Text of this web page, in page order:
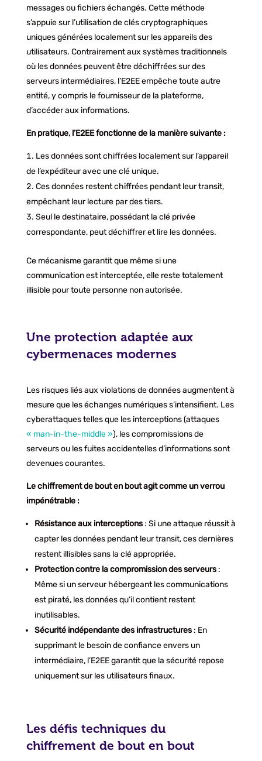
messages ou fichiers échangés. Cette méthode
s’appuie sur l’utilisation de clés cryptographiques
uniques générées localement sur les appareils des
utilisateurs. Contrairement aux systèmes traditionnels
où les données peuvent être déchiffrées sur des
serveurs intermédiaires, l’E2EE empêche toute autre
entité, y compris le fournisseur de la plateforme,
d’accéder aux informations.
En pratique, l’E2EE fonctionne de la manière suivante :
Les données sont chiffrées localement sur l’appareil
de l’expéditeur avec une clé unique.
Ces données restent chiffrées pendant leur transit,
empêchant leur lecture par des tiers.
Seul le destinataire, possédant la clé privée
correspondante, peut déchiffrer et lire les données.
Ce mécanisme garantit que même si une
communication est interceptée, elle reste totalement
illisible pour toute personne non autorisée.
Une protection adaptée aux
cybermenaces modernes
Les risques liés aux violations de données augmentent à
mesure que les échanges numériques s’intensifient. Les
cyberattaques telles que les interceptions (attaques
« man-in-the-middle »), les compromissions de
serveurs ou les fuites accidentelles d’informations sont
devenues courantes.
Le chiffrement de bout en bout agit comme un verrou
impénétrable :
Résistance aux interceptions: Si une attaque réussit à
capter les données pendant leur transit, ces dernières
restent illisibles sans la clé appropriée.
Protection contre la compromission des serveurs:
Même si un serveur hébergeant les communications
est piraté, les données qu’il contient restent
inutilisables.
Sécurité indépendante des infrastructures: En
supprimant le besoin de confiance envers un
intermédiaire, l’E2EE garantit que la sécurité repose
uniquement sur les utilisateurs finaux.
Les défis techniques du
chiffrement de bout en bout